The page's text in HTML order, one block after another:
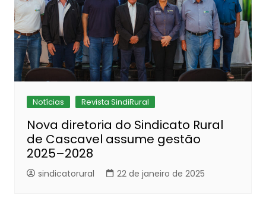
Notícias Revista SindiRural
Nova diretoria do Sindicato Rural
de Cascavel assume gestão
2025–2028
sindicatorural 22 de janeiro de 2025